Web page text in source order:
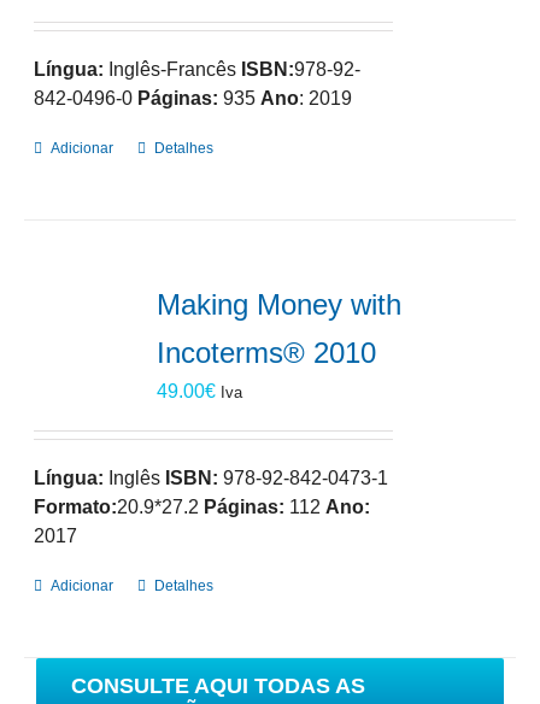
Língua: Inglês-Francês ISBN:978-92-
842-0496-0 Páginas: 935 Ano: 2019
Adicionar Detalhes
Making Money with
Incoterms® 2010
49.00€ Iva
Língua: Inglês ISBN: 978-92-842-0473-1
Formato:20.9*27.2 Páginas: 112 Ano:
2017
Adicionar Detalhes
CONSULTE AQUI TODAS AS